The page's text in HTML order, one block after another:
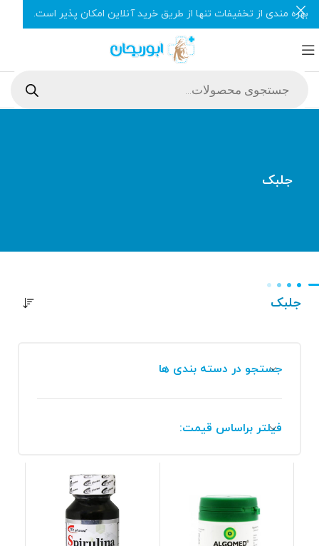
جلبک
جلبک
جستجو در دسته بندی ها
فیلتر براساس قیمت:
بهره مندی از تخفیفات تنها از طریق خرید آنلاین امکان پذیر است.